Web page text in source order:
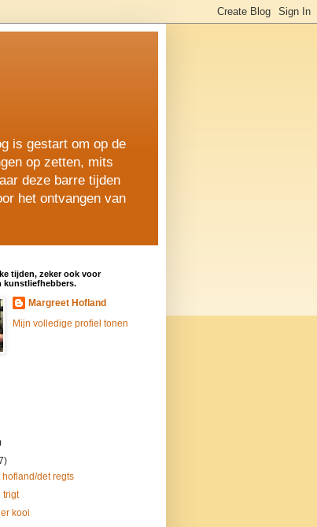
is gestart om op de
op zetten, mits
deze barre tijden
het ontvangen van
tijden, zeker ook voor
kunstliefhebbers.
Margreet Hofland
Mijn volledige profiel tonen
hofland/det regts
trigt
kooi